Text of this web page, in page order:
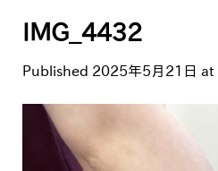
IMG_4432
Published 2025年5月21日 at